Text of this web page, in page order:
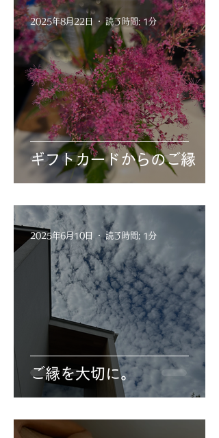
ギフトカードからのご縁
2025年8月22日 読了時間: 1分
ご縁を大切に。
2025年6月10日 読了時間: 1分